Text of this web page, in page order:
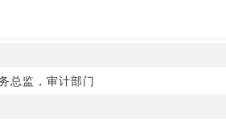
总监，审计部门